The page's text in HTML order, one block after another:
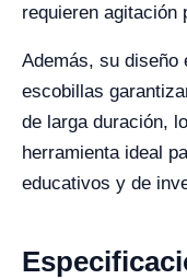
requieren agitación
Además, su diseño
escobillas
de larga duración,
herramienta ideal
educativos y de